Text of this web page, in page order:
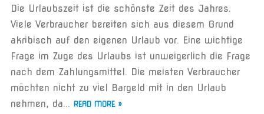
Die Urlaubszeit ist die schönste Zeit des Jahres.
Viele Verbraucher bereiten sich aus diesem Grund
akribisch auf den eigenen Urlaub vor. Eine wichtige
Frage im Zuge des Urlaubs ist unweigerlich die Frage
nach dem Zahlungsmittel. Die meisten Verbraucher
möchten nicht zu viel Bargeld mit in den Urlaub
nehmen, da... READ MORE »